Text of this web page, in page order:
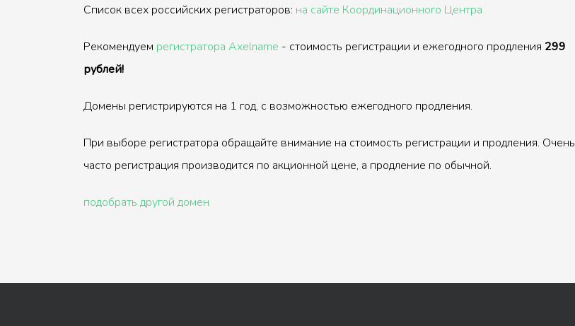
Список всех российских регистраторов: на сайте Координационного Центра
Рекомендуем регистратора Axelname - стоимость регистрации и ежегодного продления 299
рублей!
Домены регистрируются на 1 год, с возможностью ежегодного продления.
При выборе регистратора обращайте внимание на стоимость регистрации и продления. Очень
часто регистрация производится по акционной цене, а продление по обычной.
подобрать другой домен